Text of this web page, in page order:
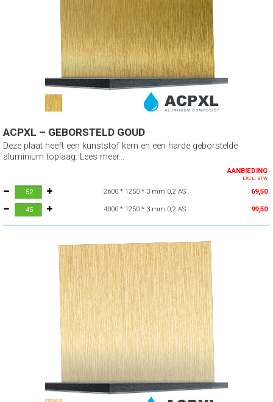
ACPXL – GEBORSTELD GOUD
Deze plaat heeft een kunststof kern en een harde geborstelde
aluminium toplaag. Lees meer...
AANBIEDING
EXCL. BTW
2600 * 1250 * 3 mm 0,2 AS 69,50
4000 * 1250 * 3 mm 0,2 AS 99,50